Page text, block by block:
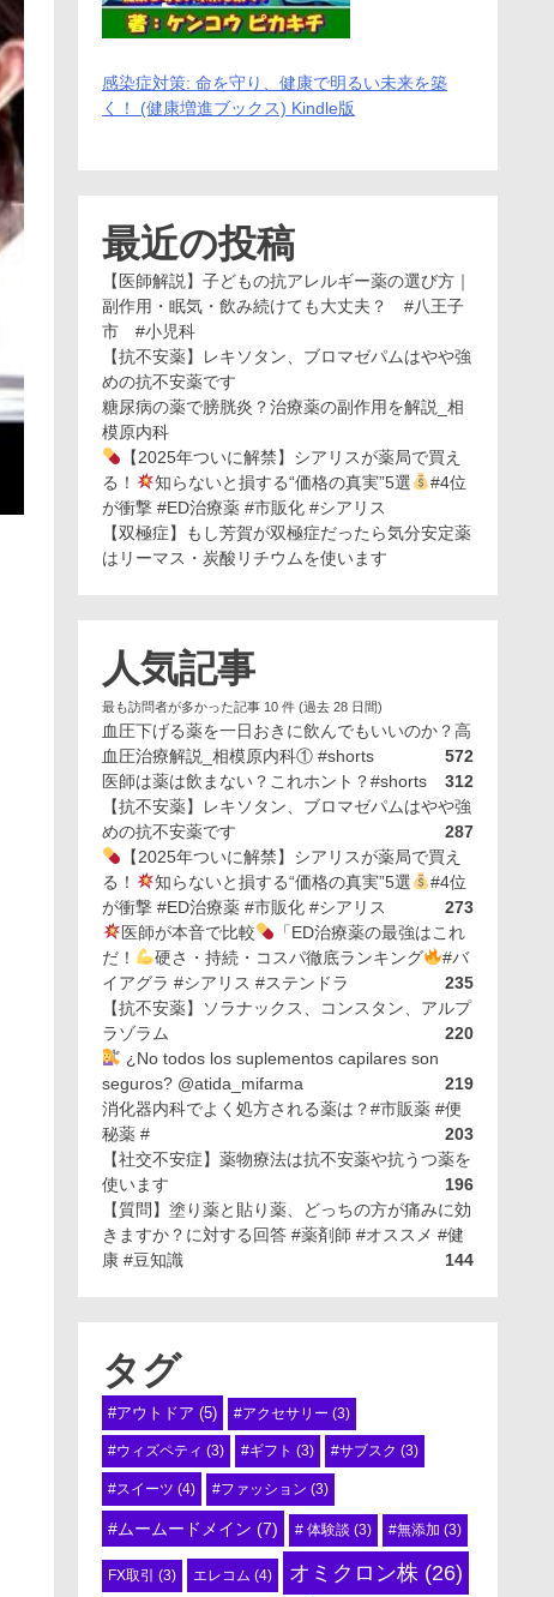
感染症対策: 命を守り、健康で明るい未来を築
く！ (健康増進ブックス) Kindle版
最近の投稿
【医師解説】子どもの抗アレルギー薬の選び方｜
副作用・眠気・飲み続けても大丈夫？ #八王子
市 #小児科
【抗不安薬】レキソタン、ブロマゼパムはやや強
めの抗不安薬です
糖尿病の薬で膀胱炎？治療薬の副作用を解説_相
模原内科
【2025年ついに解禁】シアリスが薬局で買え
る！
知らないと損する“価格の真実”5選
#4位
が衝撃 #ED治療薬 #市販化 #シアリス
【双極症】もし芳賀が双極症だったら気分安定薬
はリーマス・炭酸リチウムを使います
人気記事
最も訪問者が多かった記事 10 件 (過去 28 日間)
血圧下げる薬を一日おきに飲んでもいいのか？高
血圧治療解説_相模原内科① #shorts
572
医師は薬は飲まない？これホント？#shorts
312
【抗不安薬】レキソタン、ブロマゼパムはやや強
めの抗不安薬です
287
【2025年ついに解禁】シアリスが薬局で買え
る！
知らないと損する“価格の真実”5選
#4位
が衝撃 #ED治療薬 #市販化 #シアリス
273
医師が本音で比較
「ED治療薬の最強はこれ
だ！
硬さ・持続・コスパ徹底ランキング
#バ
イアグラ #シアリス #ステンドラ
235
【抗不安薬】ソラナックス、コンスタン、アルプ
ラゾラム
220
¿No todos los suplementos capilares son
seguros? @atida_mifarma
219
消化器内科でよく処方される薬は？#市販薬 #便
秘薬 #
203
【社交不安症】薬物療法は抗不安薬や抗うつ薬を
使います
196
【質問】塗り薬と貼り薬、どっちの方が痛みに効
きますか？に対する回答 #薬剤師 #オススメ #健
康 #豆知識
144
タグ
#アウトドア (5) #アクセサリー (3)
#ウィズペティ (3) #ギフト (3) #サブスク (3)
#スイーツ (4) #ファッション (3)
#ムームードメイン (7) # 体験談 (3) #無添加 (3)
FX取引 (3) エレコム (4) オミクロン株 (26)